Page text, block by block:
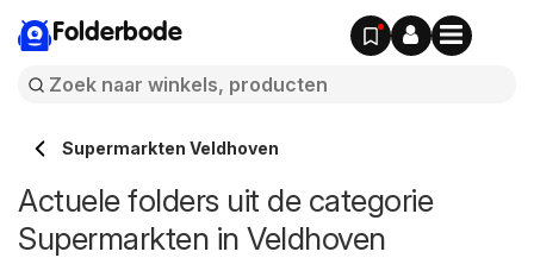
Folderbode
Supermarkten Veldhoven
Actuele folders uit de categorie
Supermarkten in Veldhoven